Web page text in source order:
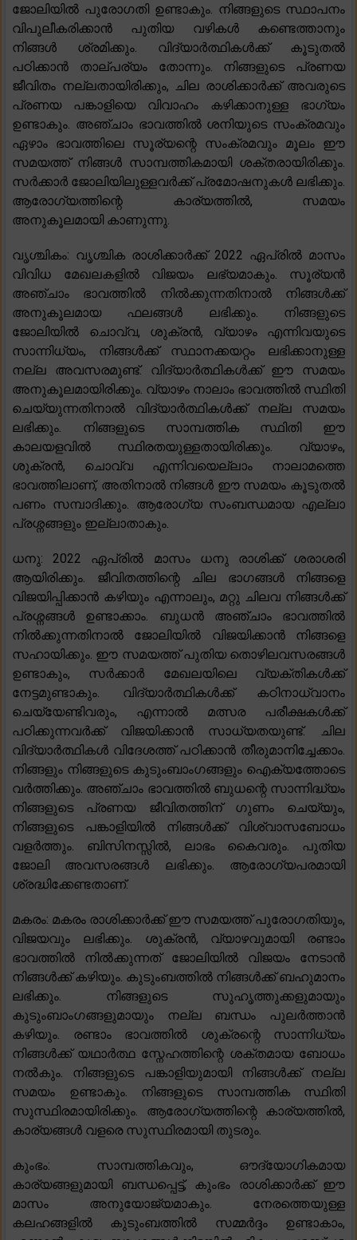
ജോലിയിൽ പുരോഗതി ഉണ്ടാകും. നിങ്ങളുടെ സ്ഥാപനം
വിപുലീകരിക്കാൻ പുതിയ വഴികൾ കണ്ടെത്താനും
നിങ്ങൾ ശ്രമിക്കും. വിദ്യാർത്ഥികൾക്ക് കൂടുതൽ
പഠിക്കാൻ താല്പര്യം തോന്നും. നിങ്ങളുടെ പ്രണയ
ജീവിതം നല്ലതായിരിക്കും, ചില രാശിക്കാർക്ക് അവരുടെ
പ്രണയ പങ്കാളിയെ വിവാഹം കഴിക്കാനുള്ള ഭാഗ്യം
ഉണ്ടാകും. അഞ്ചാം ഭാവത്തിൽ ശനിയുടെ സംക്രമവും
ഏഴാം ഭാവത്തിലെ സൂര്യന്റെ സംക്രമവും മൂലം ഈ
സമയത്ത് നിങ്ങൾ സാമ്പത്തികമായി ശക്തരായിരിക്കും.
സർക്കാർ ജോലിയിലുള്ളവർക്ക് പ്രമോഷനുകൾ ലഭിക്കും.
ആരോഗ്യത്തിന്റെ കാര്യത്തിൽ, സമയം
അനുകൂലമായി കാണുന്നു.
വൃശ്ചികം: വൃശ്ചിക രാശിക്കാർക്ക് 2022 ഏപ്രിൽ മാസം
വിവിധ മേഖലകളിൽ വിജയം ലഭ്യമാകും. സൂര്യൻ
അഞ്ചാം ഭാവത്തിൽ നിൽക്കുന്നതിനാൽ നിങ്ങൾക്ക്
അനുകൂലമായ ഫലങ്ങൾ ലഭിക്കും. നിങ്ങളുടെ
ജോലിയിൽ ചൊവ്വ, ശുക്രൻ, വ്യാഴം എന്നിവയുടെ
സാന്നിധ്യം, നിങ്ങൾക്ക് സ്ഥാനക്കയറ്റം ലഭിക്കാനുള്ള
നല്ല അവസരമുണ്ട്. വിദ്യാർത്ഥികൾക്ക് ഈ സമയം
അനുകൂലമായിരിക്കും. വ്യാഴം നാലാം ഭാവത്തിൽ സ്ഥിതി
ചെയ്യുന്നതിനാൽ വിദ്യാർത്ഥികൾക്ക് നല്ല സമയം
ലഭിക്കും. നിങ്ങളുടെ സാമ്പത്തിക സ്ഥിതി ഈ
കാലയളവിൽ സ്ഥിരതയുള്ളതായിരിക്കും. വ്യാഴം,
ശുക്രൻ, ചൊവ്വ എന്നിവയെല്ലാം നാലാമത്തെ
ഭാവത്തിലാണ്, അതിനാൽ നിങ്ങൾ ഈ സമയം കൂടുതൽ
പണം സമ്പാദിക്കും. ആരോഗ്യ സംബന്ധമായ എല്ലാ
പ്രശ്നങ്ങളും ഇല്ലാതാകും.
ധനു: 2022 ഏപ്രിൽ മാസം ധനു രാശിക്ക് ശരാശരി
ആയിരിക്കും. ജീവിതത്തിന്റെ ചില ഭാഗങ്ങൾ നിങ്ങളെ
വിജയിപ്പിക്കാൻ കഴിയും എന്നാലും, മറ്റു ചിലവ നിങ്ങൾക്ക്
പ്രശ്നങ്ങൾ ഉണ്ടാക്കാം. ബുധൻ അഞ്ചാം ഭാവത്തിൽ
നിൽക്കുന്നതിനാൽ ജോലിയിൽ വിജയിക്കാൻ നിങ്ങളെ
സഹായിക്കും. ഈ സമയത്ത് പുതിയ തൊഴിലവസരങ്ങൾ
ഉണ്ടാകും, സർക്കാർ മേഖലയിലെ വ്യക്തികൾക്ക്
നേട്ടമുണ്ടാകും. വിദ്യാർത്ഥികൾക്ക് കഠിനാധ്വാനം
ചെയ്യേണ്ടിവരും, എന്നാൽ മത്സര പരീക്ഷകൾക്ക്
പഠിക്കുന്നവർക്ക് വിജയിക്കാൻ സാധ്യതയുണ്ട്. ചില
വിദ്യാർത്ഥികൾ വിദേശത്ത് പഠിക്കാൻ തീരുമാനിച്ചേക്കാം.
നിങ്ങളും നിങ്ങളുടെ കുടുംബാംഗങ്ങളും ഐക്യത്തോടെ
വർത്തിക്കും. അഞ്ചാം ഭാവത്തിൽ ബുധന്റെ സാന്നിദ്ധ്യം
നിങ്ങളുടെ പ്രണയ ജീവിതത്തിന് ഗുണം ചെയ്യും,
നിങ്ങളുടെ പങ്കാളിയിൽ നിങ്ങൾക്ക് വിശ്വാസബോധം
വളർത്തും. ബിസിനസ്സിൽ, ലാഭം കൈവരും. പുതിയ
ജോലി അവസരങ്ങൾ ലഭിക്കും. ആരോഗ്യപരമായി
ശ്രദ്ധിക്കേണ്ടതാണ്.
മകരം: മകരം രാശിക്കാർക്ക് ഈ സമയത്ത് പുരോഗതിയും,
വിജയവും ലഭിക്കും. ശുക്രൻ, വ്യാഴവുമായി രണ്ടാം
ഭാവത്തിൽ നിൽക്കുന്നത് ജോലിയിൽ വിജയം നേടാൻ
നിങ്ങൾക്ക് കഴിയും. കുടുംബത്തിൽ നിങ്ങൾക്ക് ബഹുമാനം
ലഭിക്കും. നിങ്ങളുടെ സുഹൃത്തുക്കളുമായും
കുടുംബാംഗങ്ങളുമായും നല്ല ബന്ധം പുലർത്താൻ
കഴിയും. രണ്ടാം ഭാവത്തിൽ ശുക്രന്റെ സാന്നിധ്യം
നിങ്ങൾക്ക് യഥാർത്ഥ സ്നേഹത്തിന്റെ ശക്തമായ ബോധം
നൽകും. നിങ്ങളുടെ പങ്കാളിയുമായി നിങ്ങൾക്ക് നല്ല
സമയം ഉണ്ടാകും. നിങ്ങളുടെ സാമ്പത്തിക സ്ഥിതി
സുസ്ഥിരമായിരിക്കും. ആരോഗ്യത്തിന്റെ കാര്യത്തിൽ,
കാര്യങ്ങൾ വളരെ സുസ്ഥിരമായി തുടരും.
കുംഭം: സാമ്പത്തികവും, ഔദ്യോഗികമായ
കാര്യങ്ങളുമായി ബന്ധപ്പെട്ട്, കുംഭം രാശിക്കാർക്ക് ഈ
മാസം അനുയോജ്യമാകും. നേരത്തെയുള്ള
കലഹങ്ങളിൽ കുടുംബത്തിൽ സമ്മർദ്ദം ഉണ്ടാകാം,